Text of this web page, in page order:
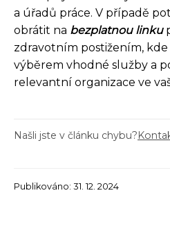
a úřadů práce. V případě
obrátit na bezplatnou linku
zdravotním postižením,
výběrem vhodné služby a
relevantní organizace ve
Našli jste v článku chybu?
Publikováno: 31. 12. 2024